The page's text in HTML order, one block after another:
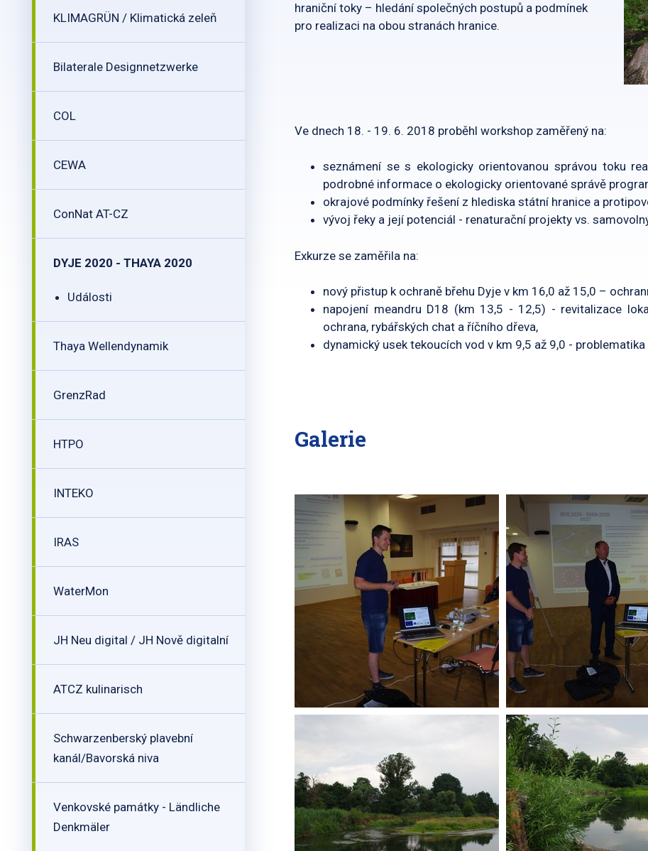
KLIMAGRÜN / Klimatická zeleň
Bilaterale Designnetzwerke
COL
CEWA
ConNat AT-CZ
DYJE 2020 - THAYA 2020
Události
Thaya Wellendynamik
GrenzRad
HTPO
INTEKO
IRAS
WaterMon
JH Neu digital / JH Nově digitalní
ATCZ kulinarisch
Schwarzenberský plavební
kanál/Bavorská niva
Venkovské památky - Ländliche
Denkmäler
hraniční toky – hledání společných postupů a podmínek
pro realizaci na obou stranách hranice.
Ve dnech 18. - 19. 6. 2018 proběhl workshop zaměřený na:
seznámení se s ekologicky orientovanou správou toku
podrobné informace o ekologicky orientované správě
okrajové podmínky řešení z hlediska státní hranice a
vývoj řeky a její potenciál - renaturační projekty vs.
Exkurze se zaměřila na:
nový přistup k ochraně břehu Dyje v km 16,0 až 15,0 –
napojení meandru D18 (km 13,5 - 12,5) - revitalizace
ochrana, rybářských chat a říčního dřeva,
dynamický usek tekoucích vod v km 9,5 až 9,0 -
Galerie